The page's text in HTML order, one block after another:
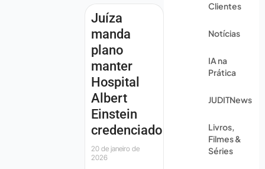
Juíza
manda
plano
manter
Hospital
Albert
Einstein
credenciado
20 de janeiro de
2026
Clientes
Notícias
IA na
Prática
JUDITNews
Livros,
Filmes &
Séries